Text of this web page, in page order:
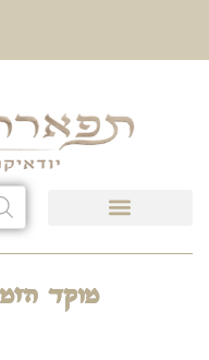
מוקד הזמנות -